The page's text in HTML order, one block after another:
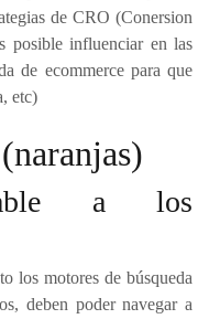
de CRO (Conersion
posible influenciar en las
de ecommerce para que
etc)
a los
los motores de búsqueda
deben poder navegar a